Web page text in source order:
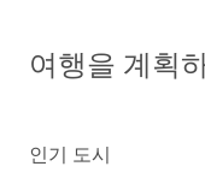
여행을 계획
인기 도시